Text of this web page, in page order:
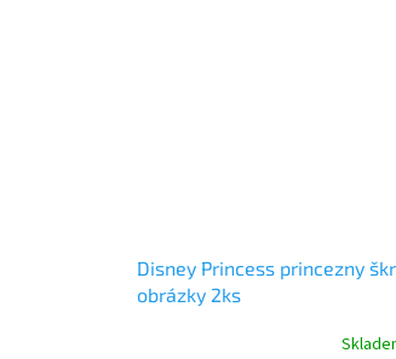
Disney Princess princezny
obrázky 2ks